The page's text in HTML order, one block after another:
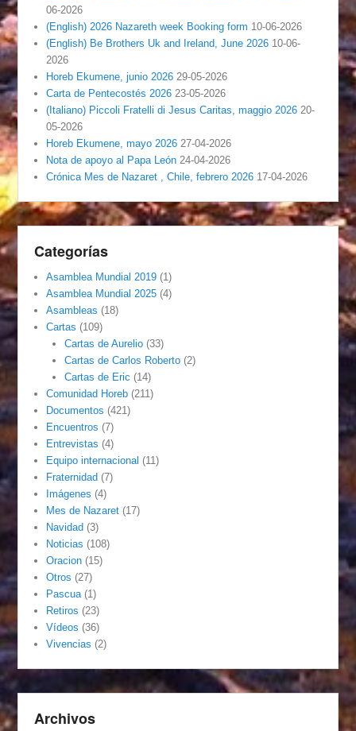
06-2026
(English) 2026 Nazareth week Booking form 10-06-2026
(English) Be Brothers Uk and Ireland, June 2026 10-06-
2026
Horeb Ekumene, junio 2026 29-05-2026
Carta de Pentecostés 2026 23-05-2026
(Italiano) Piccoli Fratelli di Jesus Caritas, maggio 2026 20-
05-2026
Horeb Ekumene, mayo 2026 27-04-2026
Nota de apoyo al Papa León 24-04-2026
Crónica Mes de Nazaret , Chile, febrero 2026 17-04-2026
Categorías
Asamblea Mundial 2019 (1)
Asamblea Mundial 2025 (4)
Asambleas (18)
Cartas (109)
Cartas de Aurelio(33)
Cartas de Carlos Roberto(2)
Cartas de Eric (14)
Comunidad Horeb (211)
Documentos (421)
Encuentros (7)
Entrevistas (4)
Equipo internacional (11)
Fraternidad (7)
Imágenes (4)
Mes de Nazaret (17)
Navidad (3)
Noticias (108)
Oracion (15)
Otros (27)
Pascua (1)
Retiros (23)
Vídeos (36)
Vivencias (2)
Archivos